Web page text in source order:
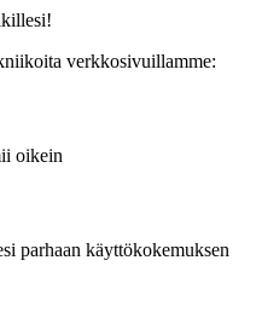
verkkosivuillamme:
oikein
parhaan käyttökokemuksen